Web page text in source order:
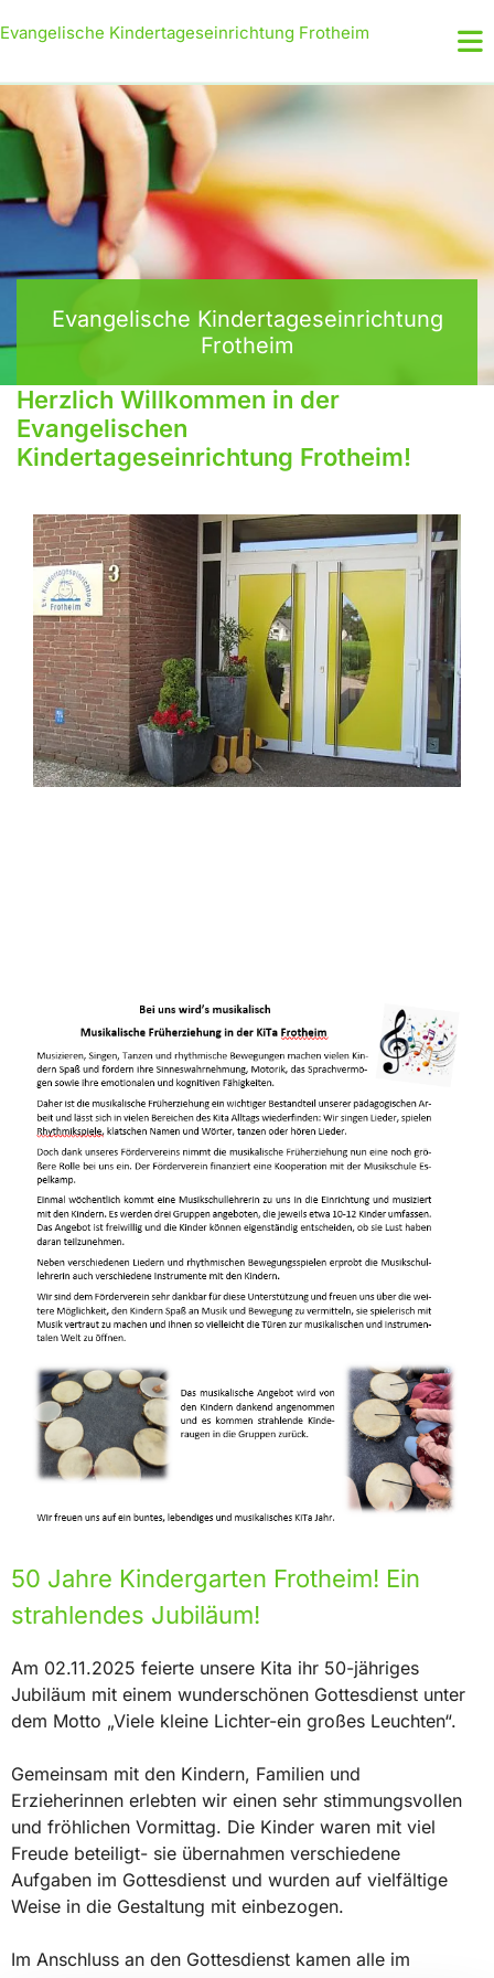
Evangelische Kindertageseinrichtung Frotheim
Evangelische Kindertageseinrichtung
Frotheim
Herzlich Willkommen in der
Evangelischen
Kindertageseinrichtung Frotheim!
50 Jahre Kindergarten Frotheim! Ein
strahlendes Jubiläum!
Am 02.11.2025 feierte unsere Kita ihr 50-jähriges
Jubiläum mit einem wunderschönen Gottesdienst unter
dem Motto „Viele kleine Lichter-ein großes Leuchten“.
Gemeinsam mit den Kindern, Familien und
Erzieherinnen erlebten wir einen sehr stimmungsvollen
und fröhlichen Vormittag. Die Kinder waren mit viel
Freude beteiligt- sie übernahmen verschiedene
Aufgaben im Gottesdienst und wurden auf vielfältige
Weise in die Gestaltung mit einbezogen.
Im Anschluss an den Gottesdienst kamen alle im